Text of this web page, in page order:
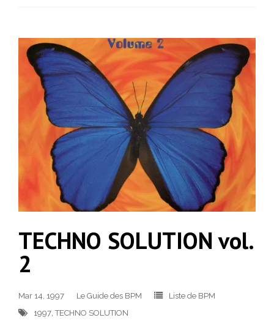
TECHNO SOLUTION vol.
2
Mar 14, 1997 Le Guide des BPM
Liste de BPM
1997 ,TECHNO SOLUTION